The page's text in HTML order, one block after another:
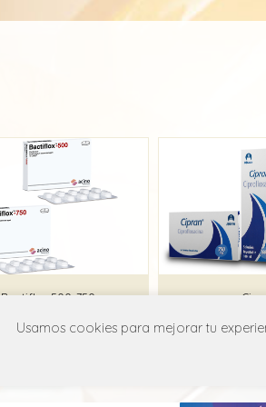
Bactiflox 500-750
Acino
Usamos cookies para mejorar tu